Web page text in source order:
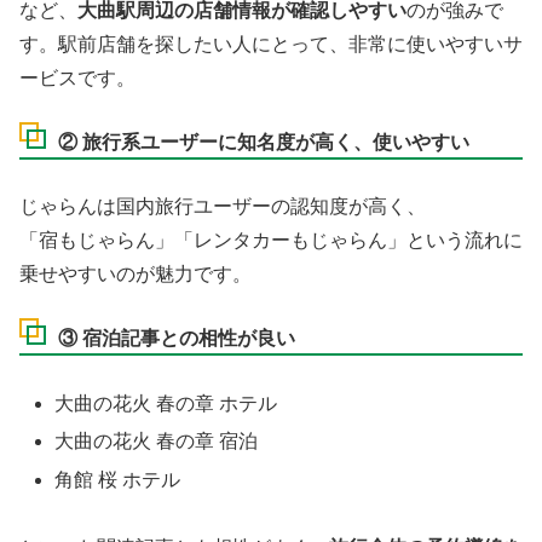
など、 大曲駅周辺の店舗情報が確認しやすいのが強みで
す。駅前店舗を探したい人にとって、非常に使いやすいサ
ービスです。
② 旅行系ユーザーに知名度が高く、使いやすい
じゃらんは国内旅行ユーザーの認知度が高く、
「宿もじゃらん」「レンタカーもじゃらん」という流れに
乗せやすいのが魅力です。
③ 宿泊記事との相性が良い
大曲の花火 春の章 ホテル
大曲の花火 春の章 宿泊
角館 桜 ホテル